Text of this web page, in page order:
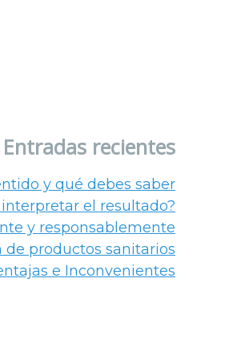
Entradas recientes
y qué debes saber
el resultado?
y responsablemente
productos sanitarios
e Inconvenientes